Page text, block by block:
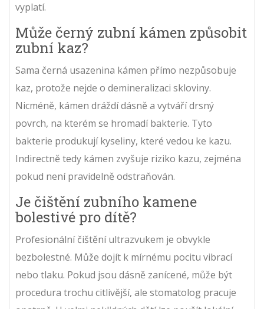
vyplatí.
Může černý zubní kámen způsobit
zubní kaz?
Sama černá usazenina kámen přímo nezpůsobuje
kaz, protože nejde o demineralizaci skloviny.
Nicméně, kámen dráždí dásně a vytváří drsný
povrch, na kterém se hromadí bakterie. Tyto
bakterie produkují kyseliny, které vedou ke kazu.
Indirectně tedy kámen zvyšuje riziko kazu, zejména
pokud není pravidelně odstraňován.
Je čištění zubního kamene
bolestivé pro dítě?
Profesionální čištění ultrazvukem je obvykle
bezbolestné. Může dojít k mírnému pocitu vibrací
nebo tlaku. Pokud jsou dásně zanícené, může být
procedura trochu citlivější, ale stomatolog pracuje